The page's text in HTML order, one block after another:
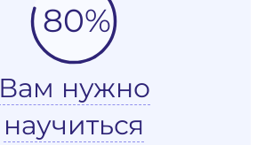
80%
Вам нужно
научиться